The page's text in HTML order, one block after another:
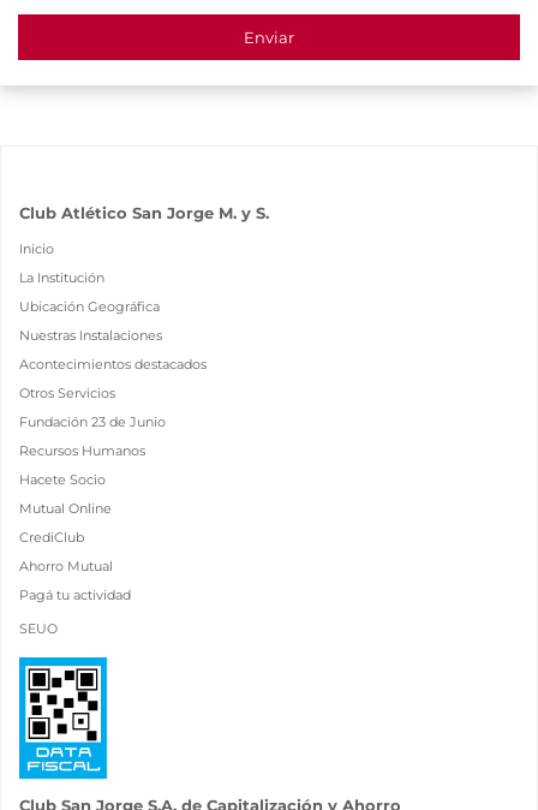
Club Atlético San Jorge M. y S.
Inicio
La Institución
Ubicación Geográfica
Nuestras Instalaciones
Acontecimientos destacados
Otros Servicios
Fundación 23 de Junio
Recursos Humanos
Hacete Socio
Mutual Online
CrediClub
Ahorro Mutual
Pagá tu actividad
SEUO
Club San Jorge S.A. de Capitalización y Ahorro